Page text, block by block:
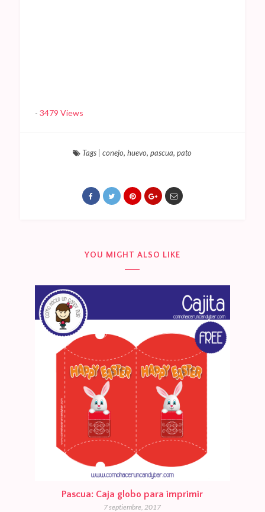
- 3479 Views
Tags |conejo,huevo,pascua,pato
YOU MIGHT ALSO LIKE
Pascua: Caja globo para imprimir
7 septiembre, 2017